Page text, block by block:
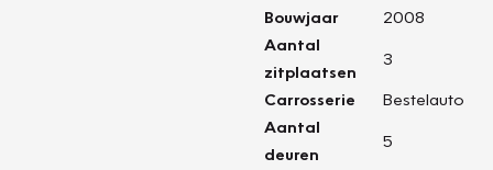
Bouwjaar
2008
Aantal
zitplaatsen
3
Carrosserie
Bestelauto
Aantal
deuren
5